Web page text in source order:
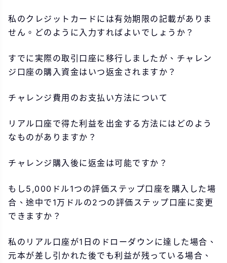
私のクレジットカードには有効期限の記載がありま
せん。どのように入力すればよいでしょうか？
すでに実際の取引口座に移行しましたが、チャレン
ジ口座の購入資金はいつ返金されますか？
チャレンジ費用のお支払い方法について
リアル口座で得た利益を出金する方法にはどのよう
なものがありますか？
チャレンジ購入後に返金は可能ですか？
もし5,000ドル1つの評価ステップ口座を購入した場
合、途中で1万ドルの2つの評価ステップ口座に変更
できますか？
私のリアル口座が1日のドローダウンに達した場合、
元本が差し引かれた後でも利益が残っている場合、